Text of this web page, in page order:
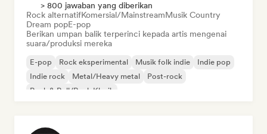
> 800 jawaban yang diberikan
Rock alternatifKomersial/MainstreamMusik Country
Dream popE-pop
Berikan umpan balik terperinci kepada artis mengenai
suara/produksi mereka
E-pop Rock eksperimental Musik folk indie
Indie pop
Indie rock
Metal/Heavy metal
Post-rock
Rock & Roll/Rock Klasik